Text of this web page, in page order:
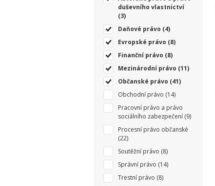
duševního vlastnictví
(3)
Daňové právo (4)
Evropské právo (8)
Finanční právo (8)
Mezinárodní právo (11)
Občanské právo (41)
Obchodní právo (14)
Pracovní právo a právo
sociálního zabezpečení (9)
Procesní právo občanské
(22)
Soutěžní právo (8)
Správní právo (14)
Trestní právo (8)